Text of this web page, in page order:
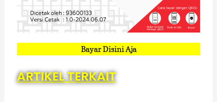
Bayar Disini Aja
ARTIKEL TERKAIT